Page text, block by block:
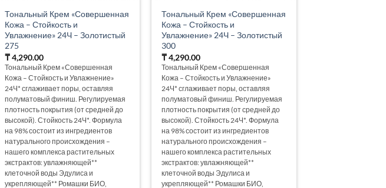
Тональный Крем «Совершенная
Кожа – Стойкость и
Увлажнение» 24Ч – Золотистый
275
₸4,290.00
Тональный Крем «Совершенная
Кожа – Стойкость и Увлажнение»
24Ч* сглаживает поры, оставляя
полуматовый финиш. Регулируемая
плотность покрытия (от средней до
высокой). Стойкость 24Ч*. Формула
на 98% состоит из ингредиентов
натурального происхождения –
нашего комплекса растительных
экстрактов: увлажняющей**
клеточной воды Эдулиса и
укрепляющей** Ромашки БИО,
Тональный Крем «Совершенная
Кожа – Стойкость и
Увлажнение» 24Ч – Золотистый
300
₸4,290.00
Тональный Крем «Совершенная
Кожа – Стойкость и Увлажнение»
24Ч* сглаживает поры, оставляя
полуматовый финиш. Регулируемая
плотность покрытия (от средней до
высокой). Стойкость 24Ч*. Формула
на 98% состоит из ингредиентов
натурального происхождения –
нашего комплекса растительных
экстрактов: увлажняющей**
клеточной воды Эдулиса и
укрепляющей** Ромашки БИО,